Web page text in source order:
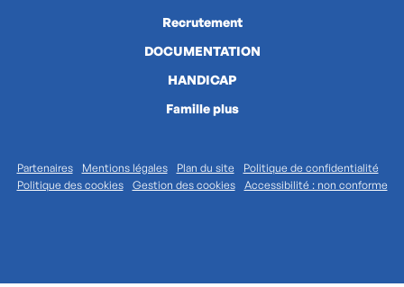
Recrutement
DOCUMENTATION
HANDICAP
Famille plus
Partenaires Mentions légales Plan du site
Politique de confidentialité
Politique des cookies
Gestion des cookies Accessibilité : non conforme